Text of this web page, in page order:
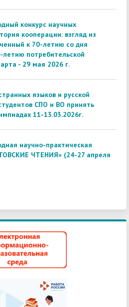
конкурс научных
кооперации: взгляд из
к 70-летию со дня
потребительской
- 29 мая 2026 г.
языков и русской
СПО и ВО принять
11-13.03.2026г.
научно-практическая
ЧТЕНИЯ» (24-27 апреля